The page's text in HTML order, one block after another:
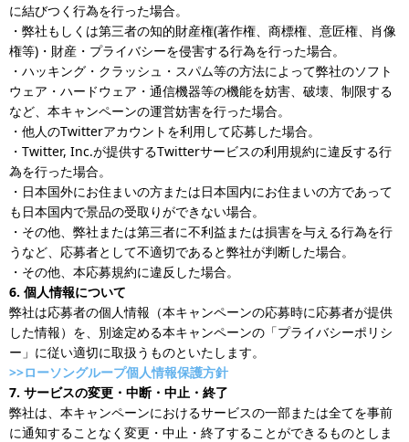
に結びつく行為を行った場合。
・弊社もしくは第三者の知的財産権(著作権、商標権、意匠権、肖像
権等)・財産・プライバシーを侵害する行為を行った場合。
・ハッキング・クラッシュ・スパム等の方法によって弊社のソフト
ウェア・ハードウェア・通信機器等の機能を妨害、破壊、制限する
など、本キャンペーンの運営妨害を行った場合。
・他人のTwitterアカウントを利用して応募した場合。
・Twitter, Inc.が提供するTwitterサービスの利用規約に違反する行
為を行った場合。
・日本国外にお住まいの方または日本国内にお住まいの方であって
も日本国内で景品の受取りができない場合。
・その他、弊社または第三者に不利益または損害を与える行為を行
うなど、応募者として不適切であると弊社が判断した場合。
・その他、本応募規約に違反した場合。
6. 個人情報について
弊社は応募者の個人情報（本キャンペーンの応募時に応募者が提供
した情報）を、別途定める本キャンペーンの「プライバシーポリシ
ー」に従い適切に取扱うものといたします。
>>ローソングループ個人情報保護方針
7. サービスの変更・中断・中止・終了
弊社は、本キャンペーンにおけるサービスの一部または全てを事前
に通知することなく変更・中止・終了することができるものとしま